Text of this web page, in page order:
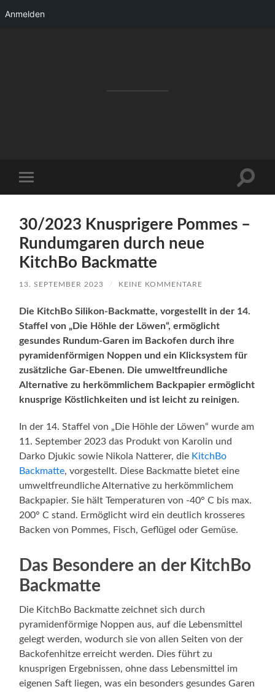
Anmelden
Menü
30/2023 Knusprigere Pommes –
Rundumgaren durch neue
KitchBo Backmatte
13. SEPTEMBER 2023 / KEINE KOMMENTARE
Die KitchBo Silikon-Backmatte, vorgestellt in der 14.
Staffel von „Die Höhle der Löwen“, ermöglicht
gesundes Rundum-Garen im Backofen durch ihre
pyramidenförmigen Noppen und ein Klicksystem für
zusätzliche Gar-Ebenen. Die umweltfreundliche
Alternative zu herkömmlichem Backpapier ermöglicht
knusprige Köstlichkeiten und ist leicht zu reinigen.
In der 14. Staffel von „Die Höhle der Löwen“ wurde am
11. September 2023 das Produkt von Karolin und
Darko Djukic sowie Nikola Natterer, die KitchBo
Backmatte, vorgestellt. Diese Backmatte bietet eine
umweltfreundliche Alternative zu herkömmlichem
Backpapier. Sie hält Temperaturen von -40° C bis max.
200° C stand. Ermöglicht wird ein deutlich krosseres
Backen von Pommes, Fisch, Geflügel oder Gemüse.
Das Besondere an der KitchBo
Backmatte
Die KitchBo Backmatte zeichnet sich durch
pyramidenförmige Noppen aus, auf die Lebensmittel
gelegt werden, wodurch sie von allen Seiten von der
Backofenhitze erreicht werden. Dies führt zu
knusprigen Ergebnissen, ohne dass Lebensmittel im
eigenen Saft liegen, was ein besonders gesundes Garen